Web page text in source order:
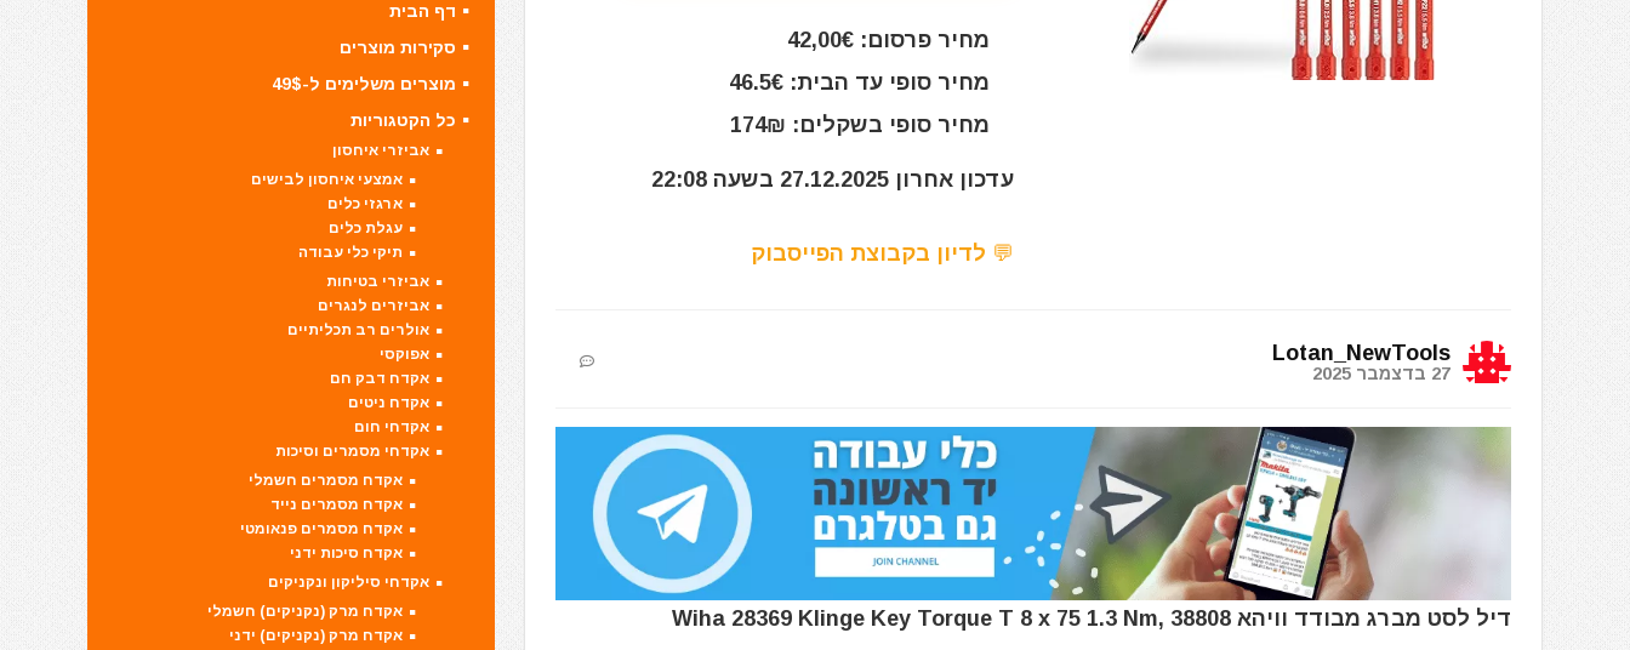
מחיר פרסום: 42,00€
מחיר סופי עד הבית: 46.5€
מחיר סופי בשקלים: 174₪
עדכון אחרון 27.12.2025 בשעה 22:08
💬 לדיון בקבוצת הפייסבוק
Lotan_NewTools
27 בדצמבר 2025
דיל לסט מברג מבודד וויהא Wiha 28369 Klinge Key Torque T 8 x 75 1.3 Nm, 38808
דף הבית
סקירות מוצרים
מוצרים משלימים ל-49$
כל הקטגוריות
אביזרי איחסון
אמצעי איחסון לבישים
ארגזי כלים
עגלת כלים
תיקי כלי עבודה
אביזרי בטיחות
אביזרים לנגרים
אולרים רב תכליתיים
אפוקסי
אקדח דבק חם
אקדח ניטים
אקדחי חום
אקדחי מסמרים וסיכות
אקדח מסמרים חשמלי
אקדח מסמרים נייד
אקדח מסמרים פנאומטי
אקדח סיכות ידני
אקדחי סיליקון ונקניקים
אקדח מרק (נקניקים) חשמלי
אקדח מרק (נקניקים) ידני